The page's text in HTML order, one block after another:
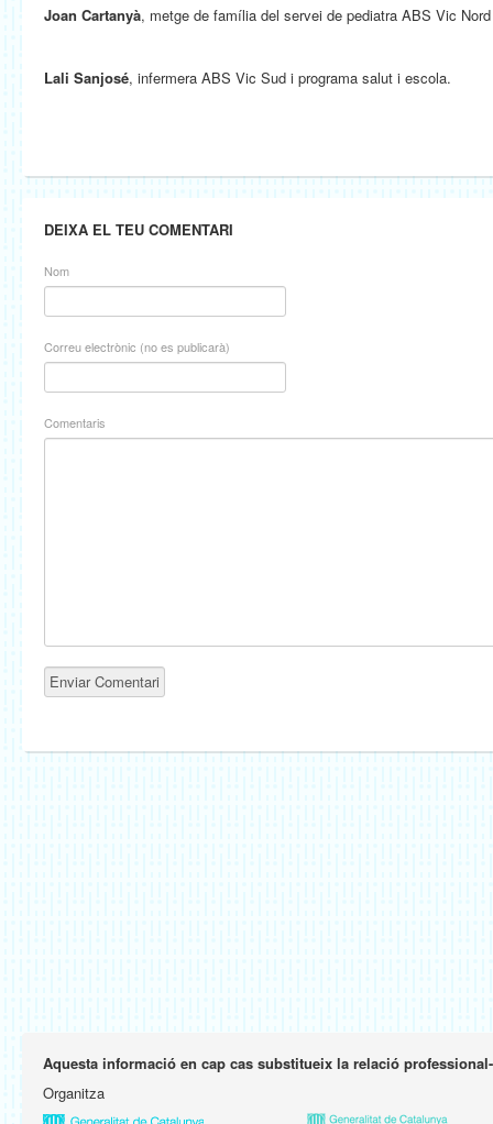
Joan Cartanyà, metge de família del servei de pediatra ABS Vic Nord
Lali Sanjosé, infermera ABS Vic Sud i programa salut i escola.
DEIXA EL TEU COMENTARI
Nom
Correu electrònic (no es publicarà)
Comentaris
Aquesta informació en cap cas substitueix la relació
Organitza